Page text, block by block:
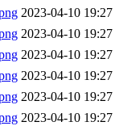
2023-04-10 19:27
2023-04-10 19:27
2023-04-10 19:27
2023-04-10 19:27
2023-04-10 19:27
2023-04-10 19:27